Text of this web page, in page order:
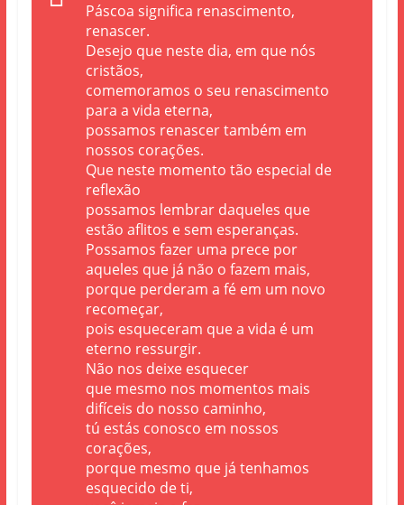
Páscoa significa renascimento,
renascer.
Desejo que neste dia, em que nós
cristãos,
comemoramos o seu renascimento
para a vida eterna,
possamos renascer também em
nossos corações.
Que neste momento tão especial de
reflexão
possamos lembrar daqueles que
estão aflitos e sem esperanças.
Possamos fazer uma prece por
aqueles que já não o fazem mais,
porque perderam a fé em um novo
recomeçar,
pois esqueceram que a vida é um
eterno ressurgir.
Não nos deixe esquecer
que mesmo nos momentos mais
difíceis do nosso caminho,
tú estás conosco em nossos
corações,
porque mesmo que já tenhamos
esquecido de ti,